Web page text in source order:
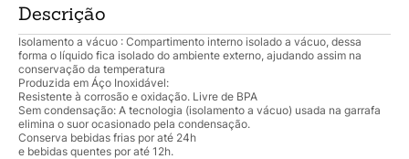
Descrição
Isolamento a vácuo : Compartimento interno isolado a vácuo, dessa
forma o líquido fica isolado do ambiente externo, ajudando assim na
conservação da temperatura
Produzida em Áço Inoxidável:
Resistente à corrosão e oxidação. Livre de BPA
Sem condensação: A tecnologia (isolamento a vácuo) usada na garrafa
elimina o suor ocasionado pela condensação.
Conserva bebidas frias por até 24h
e bebidas quentes por até 12h.